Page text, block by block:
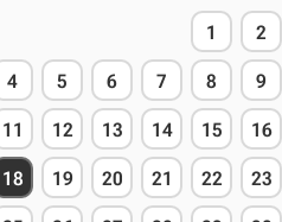
1 2
4 5 6 7 8 9
11 12 13 14 15 16
18 19 20 21 22 23